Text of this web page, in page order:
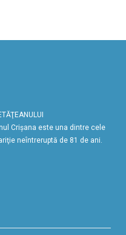
Crişana este una dintre cele
neîntreruptă de 81 de ani.